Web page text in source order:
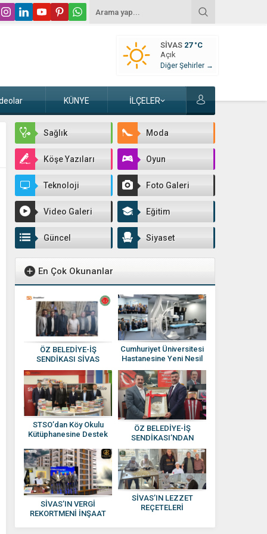
SIVAS 27 °C
Açık
Diğer Şehirler →
KÜNYE İLÇELER
Sağlık Moda
Köşe Yazıları Oyun
Teknoloji Foto Galeri
Video Galeri Eğitim
Güncel Siyaset
En Çok Okunanlar
ÖZ BELEDİYE-İŞ
SENDİKASI SİVAS
YÖNETİMİNE ATAMA
YAPILDI
Cumhuriyet Üniversitesi
Hastanesine Yeni Nesil
Anjiyografi Cihazı
STSO’dan Köy Okulu
Kütüphanesine Destek
ÖZ BELEDİYE-İŞ
SENDİKASI’NDAN
HAKAN SEZERER’E
HAYIRLI OLSUN
ZİYARETİ
SİVAS’IN VERGİ
REKORTMENİ İNŞAAT
SİVAS’IN LEZZET
REÇETELERİ
EKONOMİYE